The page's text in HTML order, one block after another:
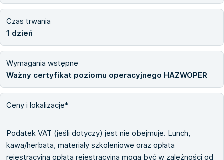
Czas trwania
1 dzień
Wymagania wstępne
Ważny certyfikat poziomu operacyjnego HAZWOPER
Ceny i lokalizacje*
Podatek VAT (jeśli dotyczy) jest nie obejmuje. Lunch,
kawa/herbata, materiały szkoleniowe oraz opłata
rejestracyjna opłata rejestracyjna mogą być w zależności od